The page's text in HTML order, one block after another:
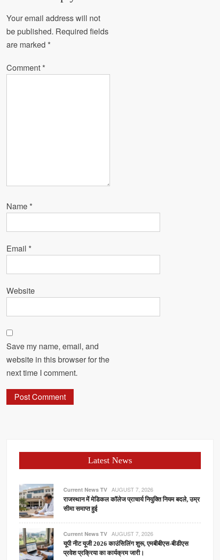
Your email address will not
be published. Required fields
are marked *
Comment *
Name *
Email *
Website
Save my name, email, and
website in this browser for the
next time I comment.
Latest News
Current News TV AUGUST 7, 2026
राजस्थान में मेडिकल कॉलेज प्राचार्य नियुक्ति नियम बदले, उम्र
सीमा समाप्त हुई
Current News TV AUGUST 7, 2026
यूपी नीट यूजी 2026 काउंसिलिंग शुरू, एमबीबीएस-बीडीएस
प्रवेश प्रक्रिया का कार्यक्रम जारी।